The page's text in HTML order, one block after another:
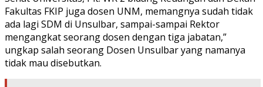
Fakultas FKIP juga dosen UNM, memangnya sudah tidak
ada lagi SDM di Unsulbar, sampai-sampai Rektor
mengangkat seorang dosen dengan tiga jabatan,”
ungkap salah seorang Dosen Unsulbar yang namanya
tidak mau disebutkan.